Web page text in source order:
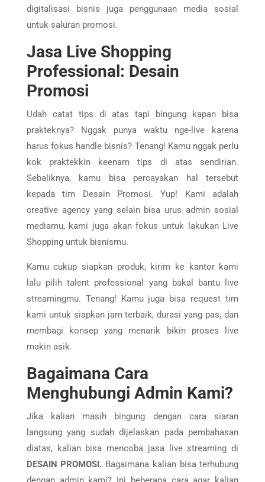
digitalisasi bisnis juga penggunaan media sosial
untuk saluran promosi.
Jasa Live Shopping
Professional: Desain
Promosi
Udah catat tips di atas tapi bingung kapan bisa
prakteknya? Nggak punya waktu nge-live karena
harus fokus handle bisnis? Tenang! Kamu nggak perlu
kok praktekkin keenam tips di atas sendirian.
Sebaliknya, kamu bisa percayakan hal tersebut
kepada tim Desain Promosi. Yup! Kami adalah
creative agency yang selain bisa urus admin sosial
mediamu, kami juga akan fokus untuk lakukan Live
Shopping untuk bisnismu.
Kamu cukup siapkan produk, kirim ke kantor kami
lalu pilih talent professional yang bakal bantu live
streamingmu. Tenang! Kamu juga bisa request tim
kami untuk siapkan jam terbaik, durasi yang pas, dan
membagi konsep yang menarik bikin proses live
makin asik.
Bagaimana Cara
Menghubungi Admin Kami?
Jika kalian masih bingung dengan cara siaran
langsung yang sudah dijelaskan pada pembahasan
diatas, kalian bisa mencoba jasa live streaming di
DESAIN PROMOSI. Bagaimana kalian bisa terhubung